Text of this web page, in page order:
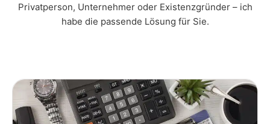
Privatperson, Unternehmer oder Existenzgründer – ich
habe die passende Lösung für Sie.